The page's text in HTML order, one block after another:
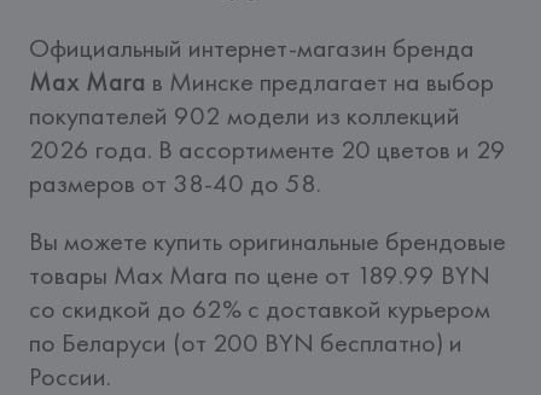
Max Mara в Минске предлагает на выбор
покупателей 902 модели из коллекций
2026 года. В ассортименте 20 цветов и 29
размеров от 38-40 до 58.
Вы можете купить оригинальные брендовые
товары Max Mara по цене от 189.99 BYN
со скидкой до 62% c доставкой курьером
по Беларуси (от 200 BYN бесплатно) и
России.